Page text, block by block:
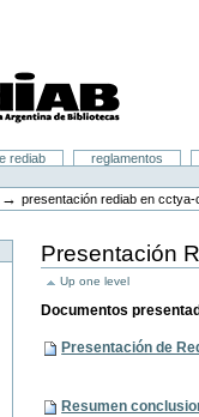
rediab reglamentos
→presentación rediab en
Presentación
Up one level
Documentos
Presentación de
Resumen